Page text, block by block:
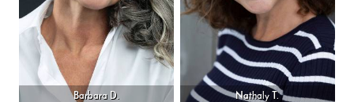
Barbara D. Nathaly T.